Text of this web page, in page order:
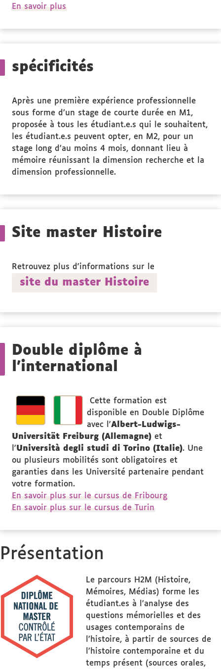
En savoir plus
des
spécificités
Après une première expérience professionnelle
sous forme d’un stage de courte durée en M1,
proposée à tous les étudiant.e.s qui le souhaitent,
les étudiant.e.s peuvent opter, en M2, pour un
stage long d’au moins 4 mois, donnant lieu à
mémoire réunissant la dimension recherche et la
dimension professionnelle.
Site master Histoire
Retrouvez plus d'informations sur le
site du master Histoire
Double diplôme à
l'international
Cette formation est
disponible en Double Diplôme
avec l'Albert-Ludwigs-
Universität Freiburg (Allemagne) et
l'Università degli studi di Torino (Italie). Une
ou plusieurs mobilités sont obligatoires et
garanties dans les Université partenaire pendant
votre formation.
En savoir plus sur le cursus de Fribourg
En savoir plus sur le cursus de Turin
Présentation
Le parcours H2M (Histoire,
Mémoires, Médias) forme les
étudiant.es à l’analyse des
questions mémorielles et des
usages contemporains de
l’histoire, à partir de sources de
l’histoire contemporaine et du
temps présent (sources orales,